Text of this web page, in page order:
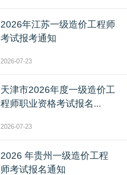
2026年江苏一级造价工程师
考试报考通知
2026-07-23
天津市2026年度一级造价工
程师职业资格考试报名...
2026-07-23
2026 年贵州一级造价工程
师考试报名通知